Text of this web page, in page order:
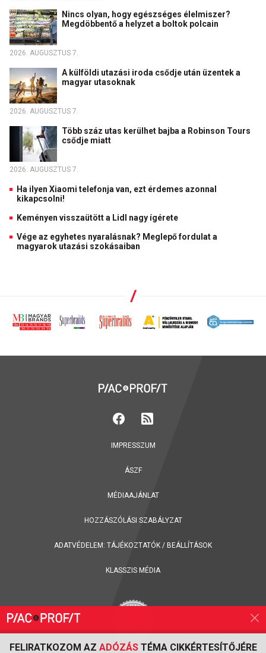
FELIRATKOZOM AZ ADÓZÁSTÉMA CIKKÉRTESÍTŐJÉRE
Nincs olyan, hogy egészséges élelmiszer?
Megdöbbentő a helyzet a boltok polcain
2026. AUGUSZTUS 7.
A külföldi utazási iroda csődje után üzentek a
magyar utasoknak
2026. AUGUSZTUS 7.
Több száz utas kerülhet bajba a Robinson Tours
csődje miatt
2026. AUGUSZTUS 7.
Ha ilyen Xiaomi telefonja van, ezt érdemes azonnal
kikapcsolni!
Keményen visszaütött a Lidl nagy ígérete
Vége az egyhetes nyaralásnak? Meglepő fordulat a
magyarok utazási szokásaiban
IMPRESSZUM
ÁSZF
MÉDIAAJÁNLAT
HOZZÁSZÓLÁSI SZABÁLYZAT
ADATVÉDELEM: TÁJÉKOZTATÓK / BEÁLLÍTÁSOK
KLASSZIS MÉDIA